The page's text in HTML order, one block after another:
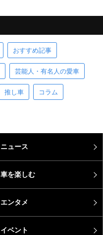
おすすめ記事
芸能人・有名人の愛車
推し車 コラム
ニュース
車を楽しむ
エンタメ
イベント